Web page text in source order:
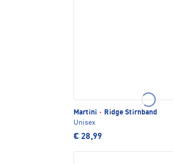
Martini ·
Ridge Stirnband
Unisex
€ 28,99